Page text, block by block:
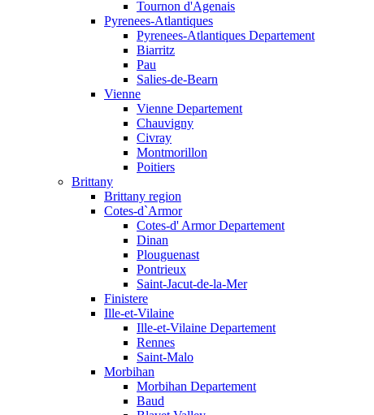
Tournon d'Agenais
Pyrenees-Atlantiques
Pyrenees-Atlantiques Departement
Biarritz
Pau
Salies-de-Bearn
Vienne
Vienne Departement
Chauvigny
Civray
Montmorillon
Poitiers
Brittany
Brittany region
Cotes-d`Armor
Cotes-d' Armor Departement
Dinan
Plouguenast
Pontrieux
Saint-Jacut-de-la-Mer
Finistere
Ille-et-Vilaine
Ille-et-Vilaine Departement
Rennes
Saint-Malo
Morbihan
Morbihan Departement
Baud